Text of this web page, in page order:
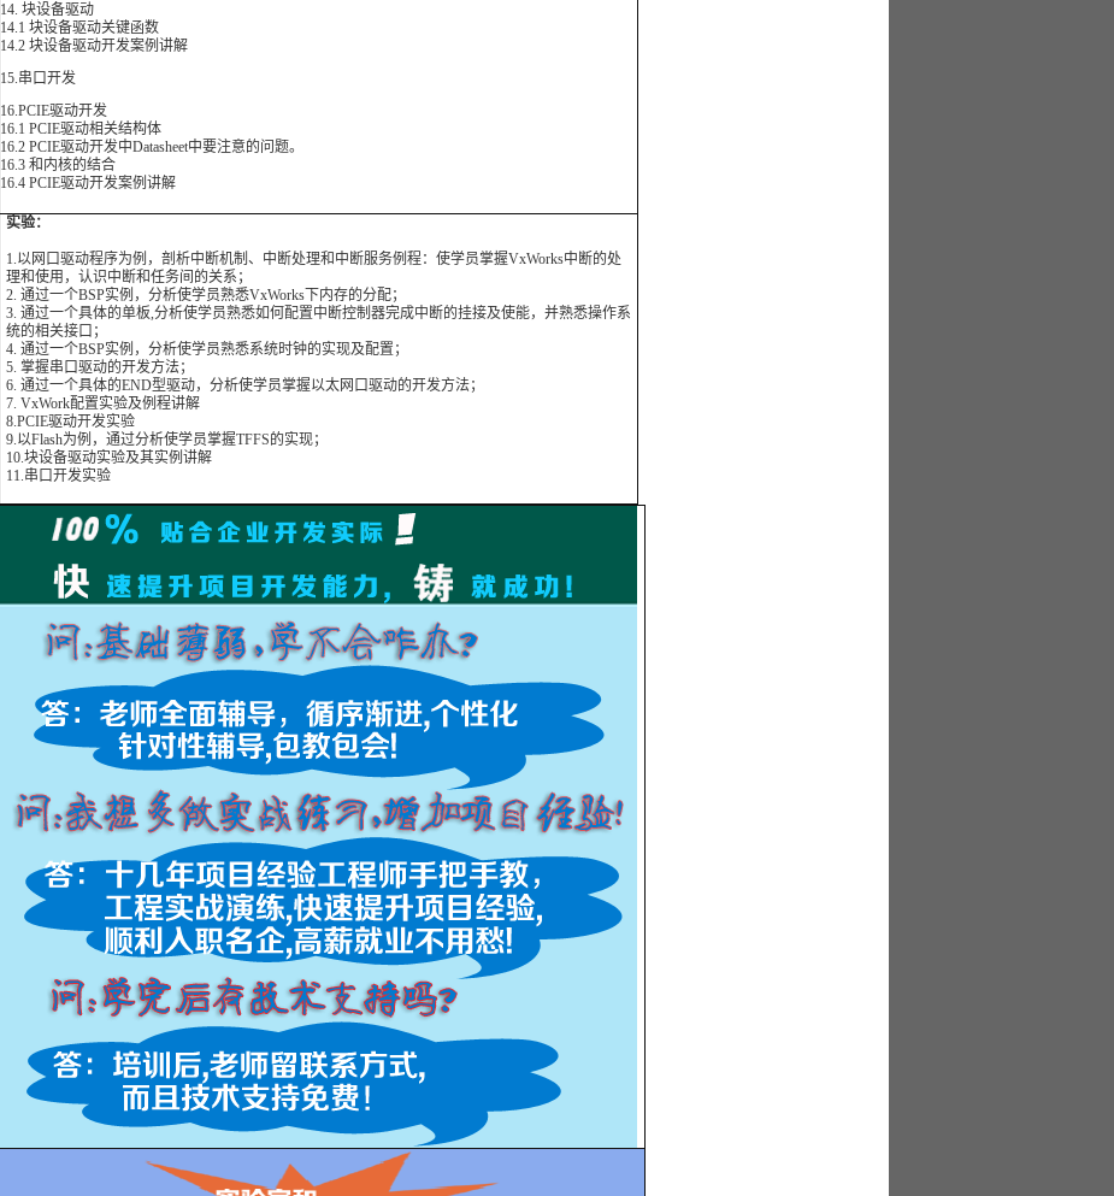
14. 块设备驱动
14.1 块设备驱动关键函数
14.2 块设备驱动开发案例讲解
15.串口开发
16.PCIE驱动开发
16.1 PCIE驱动相关结构体
16.2 PCIE驱动开发中Datasheet中要注意的问题。
16.3 和内核的结合
16.4 PCIE驱动开发案例讲解
实验：
1.以网口驱动程序为例，剖析中断机制、中断处理和中断服务例程：使学员掌握VxWorks中断的处
理和使用，认识中断和任务间的关系；
2. 通过一个BSP实例，分析使学员熟悉VxWorks下内存的分配；
3. 通过一个具体的单板,分析使学员熟悉如何配置中断控制器完成中断的挂接及使能，并熟悉操作系
统的相关接口；
4. 通过一个BSP实例，分析使学员熟悉系统时钟的实现及配置；
5. 掌握串口驱动的开发方法；
6. 通过一个具体的END型驱动，分析使学员掌握以太网口驱动的开发方法；
7. VxWork配置实验及例程讲解
8.PCIE驱动开发实验
9.以Flash为例，通过分析使学员掌握TFFS的实现；
10.块设备驱动实验及其实例讲解
11.串口开发实验